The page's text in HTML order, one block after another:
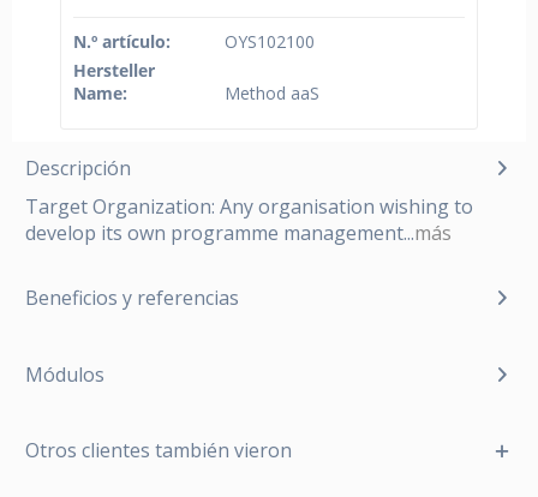
N.º artículo:
OYS102100
Hersteller
Name:
Method aaS
Descripción
Target Organization: Any organisation wishing to
develop its own programme management...más
Beneficios y referencias
Módulos
Otros clientes también vieron